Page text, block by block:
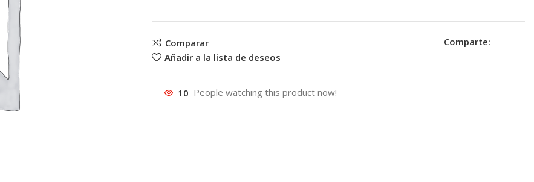
Comparar
Añadir a la lista de deseos
Comparte:
10 People watching this product now!